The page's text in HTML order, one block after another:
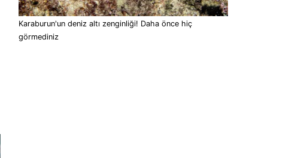
Karaburun'un deniz altı zenginliği! Daha önce hiç
görmediniz